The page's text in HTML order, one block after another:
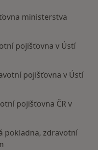
ministerstva
pojišťovna v Ústí
pojišťovna v Ústí
pojišťovna ČR v
pokladna, zdravotní